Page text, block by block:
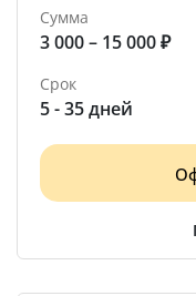
Сумма
3 000 – 15 000 ₽
Срок
5 - 35 дней